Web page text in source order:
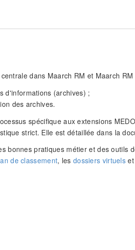
dans Maarch RM et Maarch RM
d'informations (archives) ;
des archives.
spécifique aux extensions
strict. Elle est détaillée dans la
bonnes pratiques métier et des
de classement, les dossiers virtuels et